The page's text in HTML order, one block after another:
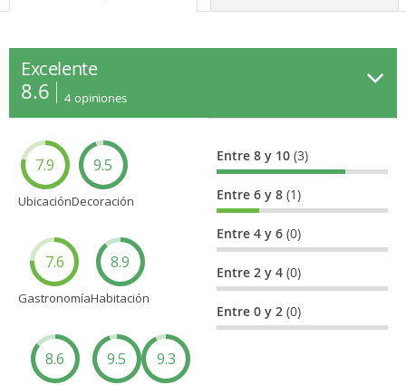
Excelente
8.6 4 opiniones
7.9
Ubicación
9.5
Decoración
7.6
Gastronomía
8.9
Habitación
8.6 9.5 9.3
Entre 8 y 10(3)
Entre 6 y 8(1)
Entre 4 y 6(0)
Entre 2 y 4(0)
Entre 0 y 2(0)